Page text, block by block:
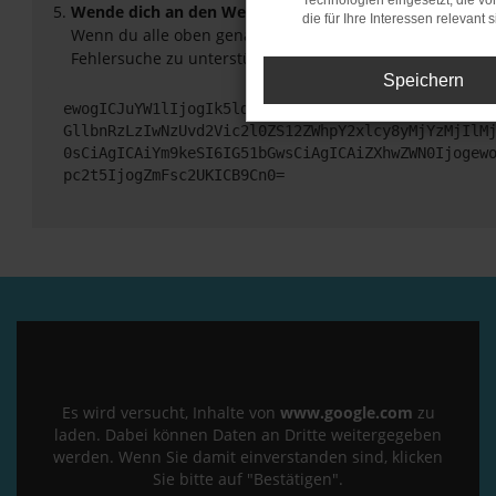
Wende dich an den Webseitenbetreiber.
Wenn du alle oben genannten Schritte versucht hast,
Fehlersuche zu unterstützen:
pc2t5IjogZmFsc2UKICB9Cn0=
Es wird versucht, Inhalte von www.google.com zu
laden. Dabei können Daten an Dritte weitergegeben
werden. Wenn Sie damit einverstanden sind, klicken
Sie bitte auf "Bestätigen".
die für Ihre Interessen relevant
Speichern